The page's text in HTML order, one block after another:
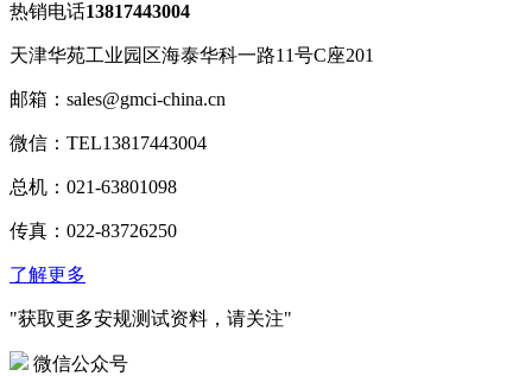
热销电话13817443004
天津华苑工业园区海泰华科一路11号C座201
邮箱：sales@gmci-china.cn
微信：TEL13817443004
总机：021-63801098
传真：022-83726250
了解更多
"获取更多安规测试资料，请关注"
微信公众号